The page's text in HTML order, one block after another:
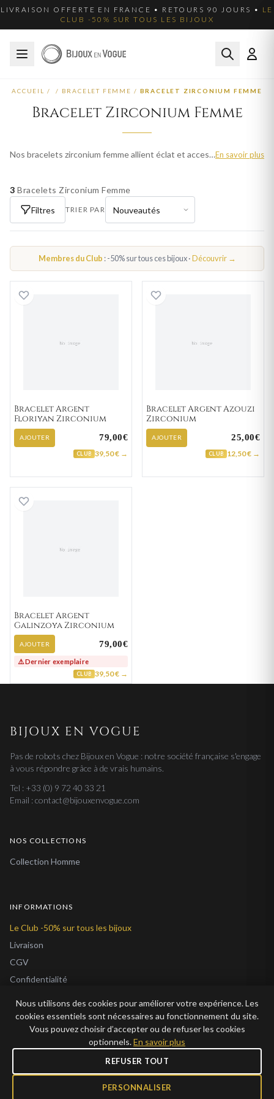
LIVRAISON OFFERTE EN FRANCE • RETOURS 90 JOURS • LE
CLUB -50% SUR TOUS LES BIJOUX
ACCUEIL / / BRACELET FEMME / BRACELET ZIRCONIUM FEMME
Bracelet Zirconium Femme
Nos bracelets zirconium femme allient éclat et accessibilité. Le zirconium, proche du diamant par sa brillance, sublime chaque bracelet chaîne, jonc ou manchette. Découvrez notre collection en or, argent 925 et plaqué or.En savoir plus
3 Bracelets Zirconium Femme
Filtres
TRIER PAR
Membres du Club : -50% sur tous ces bijoux ·Découvrir →
Bracelet Argent Floriyan Zirconium
Bracelet Argent
Floriyan Zirconium
AJOUTER 79,00€
CLUB 39,50 € →
Bracelet Argent Azouzi
Zirconium
AJOUTER 25,00€
CLUB 12,50 € →
Bracelet Argent
Galinzoya Zirconium
AJOUTER 79,00€
⚠️ Dernier exemplaire
CLUB 39,50 € →
BIJOUX EN VOGUE
Pas de robots chez Bijoux en Vogue : notre société française s'engage
à vous répondre grâce à de vrais humains.
Tel : +33 (0) 9 72 40 33 21
Email : contact@bijouxenvogue.com
NOS COLLECTIONS
Collection Homme
INFORMATIONS
Le Club -50% sur tous les bijoux
Livraison
CGV
Confidentialité
À Propos
© 2026 Bijoux en Vogue. Tous droits réservés.
Nous utilisons des cookies pour améliorer votre expérience. Les
cookies essentiels sont nécessaires au fonctionnement du site.
Vous pouvez choisir d’accepter ou de refuser les cookies
optionnels.En savoir plus
REFUSER TOUT
PERSONNALISER